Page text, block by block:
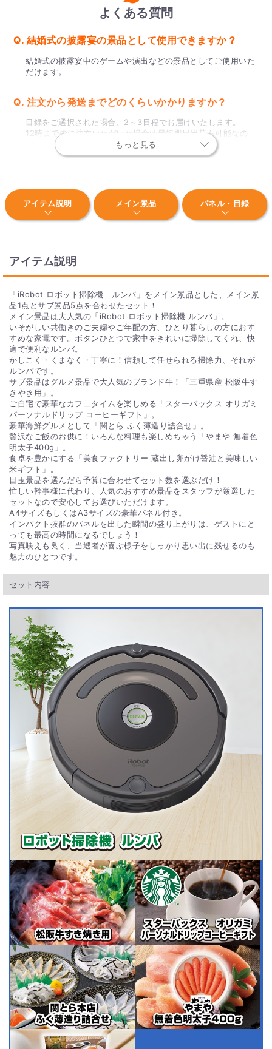
よくある質問
Q. 結婚式の披露宴の景品として使用できますか？
結婚式の披露宴中のゲームや演出などの景品としてご使用いた
だけます。
Q. 注文から発送までどのくらいかかりますか？
目録をご選択された場合、2～3日程でお届けいたします。
12時までのに注文いただいた場合は最短即日出荷も可能なの
で、お急ぎの場合はぜひご利用ください。
※一部地域、土日祝を除く。
目録とは、封筒と景品の内容が記された景品引換券のことで
す。イベント当日、現物の商品の代わりに当選者の方にお渡し
Q. 景品パネルはついていますか？
景品パネルはA3サイズとA4の景品パネルをご用意しておりま
す。 商品画像に「パネル付」の表記がある商品が対象となりま
す。
もっと見る
アイテム説明 メイン景品 パネル・目録
アイテム説明
「iRobot ロボット掃除機 ルンバ」をメイン景品とした、メイン景
品1点とサブ景品5点を合わせたセット！
メイン景品は大人気の「iRobot ロボット掃除機 ルンバ」。
いそがしい共働きのご夫婦やご年配の方、ひとり暮らしの方におす
すめな家電です。ボタンひとつで家中をきれいに掃除してくれ、快
適で便利なルンバ。
かしこく・くまなく・丁寧に！信頼して任せられる掃除力、それが
ルンバです。
サブ景品はグルメ景品で大人気のブランド牛！「三重県産 松阪牛す
きやき用」。
ご自宅で豪華なカフェタイムを楽しめる「スターバックス オリガミ
パーソナルドリップ コーヒーギフト」。
豪華海鮮グルメとして「関とら ふく薄造り詰合せ」。
贅沢なご飯のお供に！いろんな料理も楽しめちゃう「やまや 無着色
明太子400g」。
食卓を豊かにする「美食ファクトリー 蔵出し卵がけ醤油と美味しい
米ギフト」。
目玉景品を選んだら予算に合わせてセット数を選ぶだけ！
忙しい幹事様に代わり、人気のおすすめ景品をスタッフが厳選した
セットなので安心してお選びいただけます。
A4サイズもしくはA3サイズの豪華パネル付き。
インパクト抜群のパネルを出した瞬間の盛り上がりは、ゲストにと
っても最高の時間になるでしょう！
写真映えも良く、当選者が喜ぶ様子をしっかり思い出に残せるのも
魅力のひとつです。
セット内容